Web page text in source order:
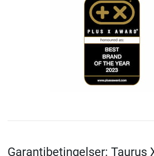
Garantibetingelser: Taurus